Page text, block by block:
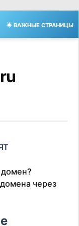
🌟 ВАЖНЫЕ СТРАНИЦЫ
домен?
через